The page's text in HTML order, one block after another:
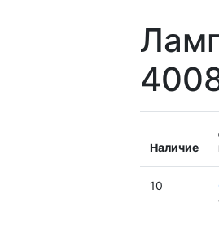
Наличие
10